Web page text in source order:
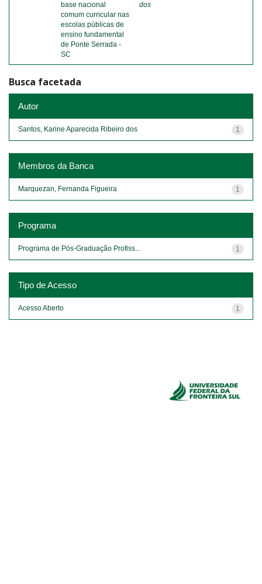
base nacional
comum curricular nas
escolas públicas de
ensino fundamental
de Ponte Serrada -
SC
dos
Busca facetada
Autor
1
Santos, Karine Aparecida Ribeiro dos
Membros da Banca
1
Marquezan, Fernanda Figueira
Programa
1
Programa de Pós-Graduação Profiss...
Tipo de Acesso
1
Acesso Aberto